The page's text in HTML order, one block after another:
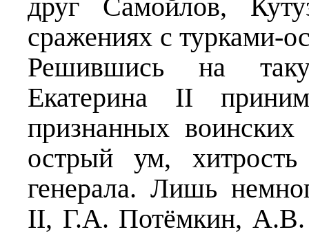
друг Самойлов,
сражениях с турками-
Решившись на
Екатерина II
признанных
острый ум, хитрость
генерала. Лишь
II, Г.А. Потёмкин, А.В.